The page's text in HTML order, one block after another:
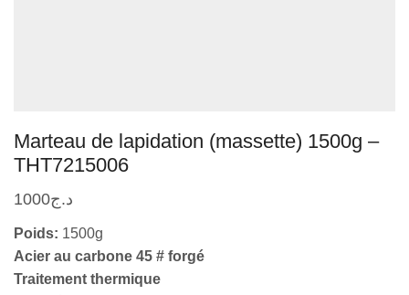
Marteau de lapidation (massette) 1500g –
THT7215006
د.ج1000
Poids: 1500g
Acier au carbone 45 # forgé
Traitement thermique